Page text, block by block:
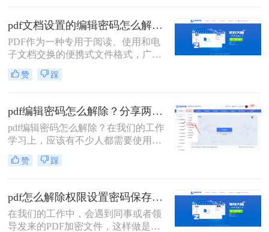
文档设置的编辑密码怎么解除呢？本
文将介绍两种常见的解除PDF文档编
辑密码的方法，并提供相应的推荐工
具及操作步骤。
pdf文档设置的编辑密码怎么解除？这二个解密方法非常简单！
PDF作为一种专用于阅读、使用和电
子文档交换的便携式文件格式，广泛
应用于各种场景。然而，有时我们会
遇到一些PDF文档设置了编辑密码，
这时，我们就需要找到一些方法来解
除这些密码。那么pdf文档设置的编辑
密码怎么解除呢？下面将介绍二种有
效的PDF编辑密码解除方法。
赞 踩
pdf编辑密码怎么解除？分享两种解除密码的方法！
pdf编辑密码怎么解除？在我们的工作
学习上，应该有不少人都需要使用到
PDF文件格式，毕竟这个格式它兼容
性较广，且不易编辑，能较好的保存
被人随意查看，都会选择给文档加
密，今天就来教大家二种方法，轻松
给PDF文档加密。
赞 踩
pdf怎么解除权限设置密码保存？教你一种在线解除密码的方法
在我们的工作中，会遇到同事或者领
导发来的PDF加密文件，这样做是为